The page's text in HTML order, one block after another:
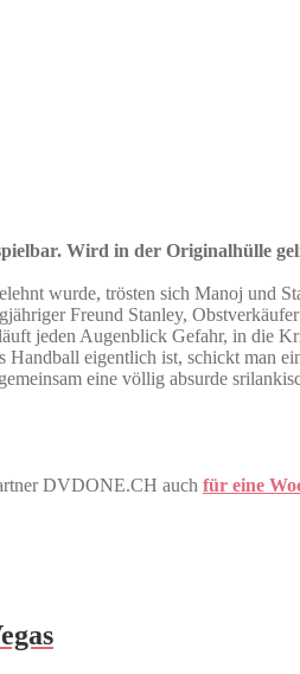
Wird in der Originalhülle
wurde, trösten sich Manoj und
Freund Stanley,
jeden Augenblick Gefahr, in die
eigentlich ist, schickt man
eine völlig absurde
DVDONE.CH auch für eine